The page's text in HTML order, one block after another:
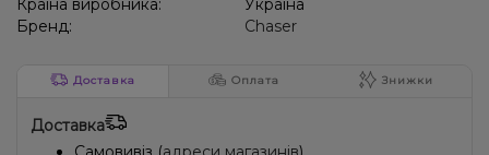
Країна виробника:
Україна
Бренд:
Chaser
Доставка Оплата Знижки
Доставка